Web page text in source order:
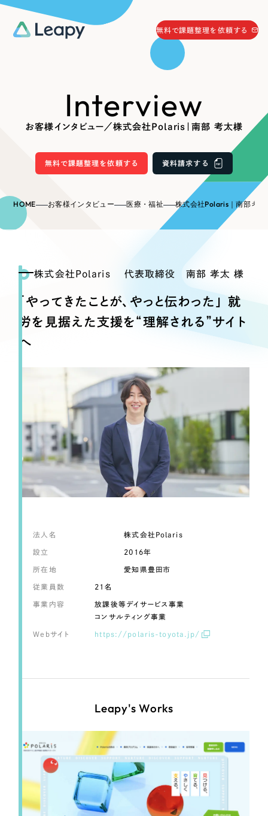
サービス
Service
サービス紹介
一過性の広告に頼らず、「仕組み」と「ノウハウ」
を残す資産型DX支援をご提供します
コーポレートサイト制作
採用サイト制作
よくある質問
リープ・プロジェクト／マーケティング代行
SEO対策によるアクセス獲得、反響獲得などの"Webマーケティング"から、
ライン領域のマーケティングまでまるっと代行
採用DX支援
お役立ち情報
無料で課題整理を依頼する
058-215-0066
24時間受付
資料請求する
Webサイト制作
ブランディング支援
制作実績
すべて
コーポレート・企業サイト （278件）
ブランドサイト・サービスサイト （85件）
求人・採用サイト （61件）
ECサイト（オンラインショップ）
LP（ランディングページ） （28件）
アウトソーシング（代行支援）
リープ・プロジェクト
「反響強化」を目的としたマーケティング代行
リープ・リクルーティング
「採用強化」を目的とした採用業務代行
その他のサービス
Company
お客様インタビュー／株式会社Polaris｜南部 考太様
Interview
無料で課題整理を依頼する 資料請求する
HOME お客様インタビュー 医療・福祉 株式会社Polaris｜南部 考
株式会社Polaris 代表取締役 南部 孝太 様
「やってきたことが、やっと伝わった」 就
労を見据えた支援を“理解される”サイト
へ
法人名 株式会社Polaris
設立 2016年
所在地 愛知県豊田市
従業員数 21名
事業内容
放課後等デイサービス事業
コンサルティング事業
Webサイト https://polaris-toyota.jp/
Leapy's Works